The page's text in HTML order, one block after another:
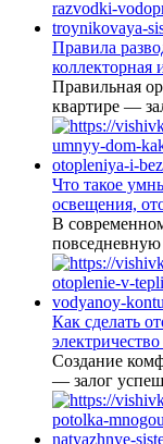
Правила
коллекторная
Правильная
квартире —
Что такое
освещения,
В
повседневную
Как сделать
Создание
— залог